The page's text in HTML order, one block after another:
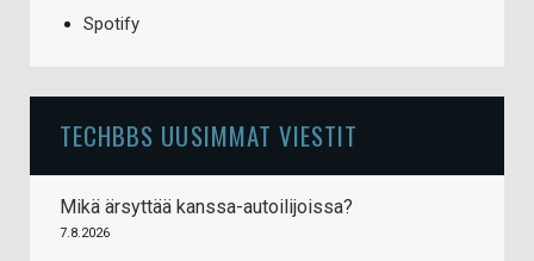
Spotify
TECHBBS UUSIMMAT VIESTIT
Mikä ärsyttää kanssa-autoilijoissa?
7.8.2026